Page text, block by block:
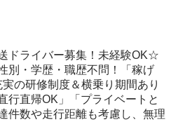
ドライバー募集！未経験OK☆
別・学歴・職歴不問！「稼げ
の研修制度＆横乗り期間あり
行直帰OK」「プライベートと
件数や走行距離も考慮し、無理